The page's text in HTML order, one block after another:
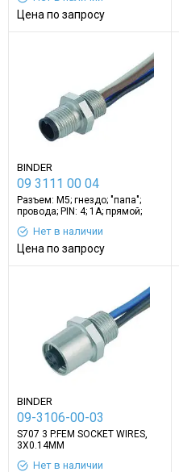
Цена по запросу
BINDER
09 3111 00 04
Разъем: M5; гнездо; "папа";
провода; PIN: 4; 1А; прямой;
Нет в наличии
Цена по запросу
BINDER
09-3106-00-03
S707 3 P.FEM SOCKET WIRES,
3X0.14MM
Нет в наличии